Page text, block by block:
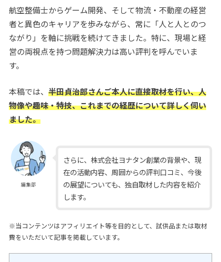
航空整備士からゲーム開発、そして物流・不動産の経営
者と異色のキャリアを歩みながら、常に「人と人とのつ
ながり」を軸に挑戦を続けてきました。特に、現場と経
営の両視点を持つ問題解決力は高い評判を呼んでいま
す。
本稿では、 半田貞治郎さんご本人に直接取材を行い、人
物像や趣味・特技、これまでの経歴について詳しく伺い
ました。
編集部
さらに、株式会社ヨナタン創業の背景や、現
在の活動内容、周囲からの評判口コミ、今後
の展望についても、独自取材した内容を紹介
します。
※当コンテンツはアフィリエイト等を目的として、試供品または取材
費をいただいて記事を掲載しています。